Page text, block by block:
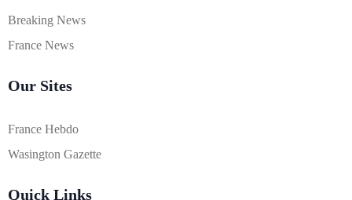
Breaking News
France News
Our Sites
France Hebdo
Wasington Gazette
Quick Links